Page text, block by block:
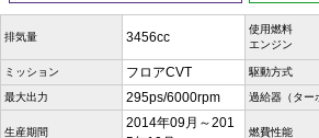
排気量 3456cc
使用燃料
エンジン
ミッション フロアCVT 駆動方式
最大出力 295ps/6000rpm 過給器（ター
生産期間
2014年09月～201
燃費性能